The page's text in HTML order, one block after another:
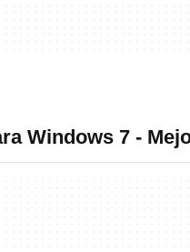
Windows 7 -